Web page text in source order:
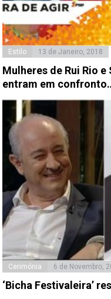
Estilo 13 de Janeiro, 2018
Mulheres de Rui Rio
entram em
Cerimónia 6 de Novembro,
‘Bicha Festivaleira’